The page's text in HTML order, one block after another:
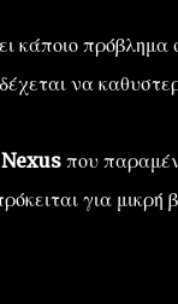
κάποιο
να
Nexusπου
για μικρή